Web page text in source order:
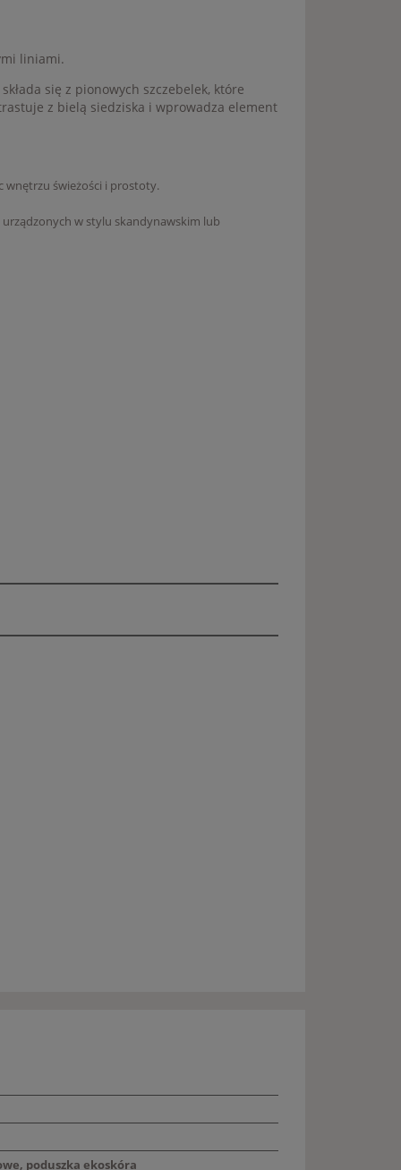
liniami.
się z pionowych szczebelek, które
z bielą siedziska i wprowadza element
wnętrzu świeżości i prostoty.
w stylu skandynawskim lub
poduszka ekoskóra